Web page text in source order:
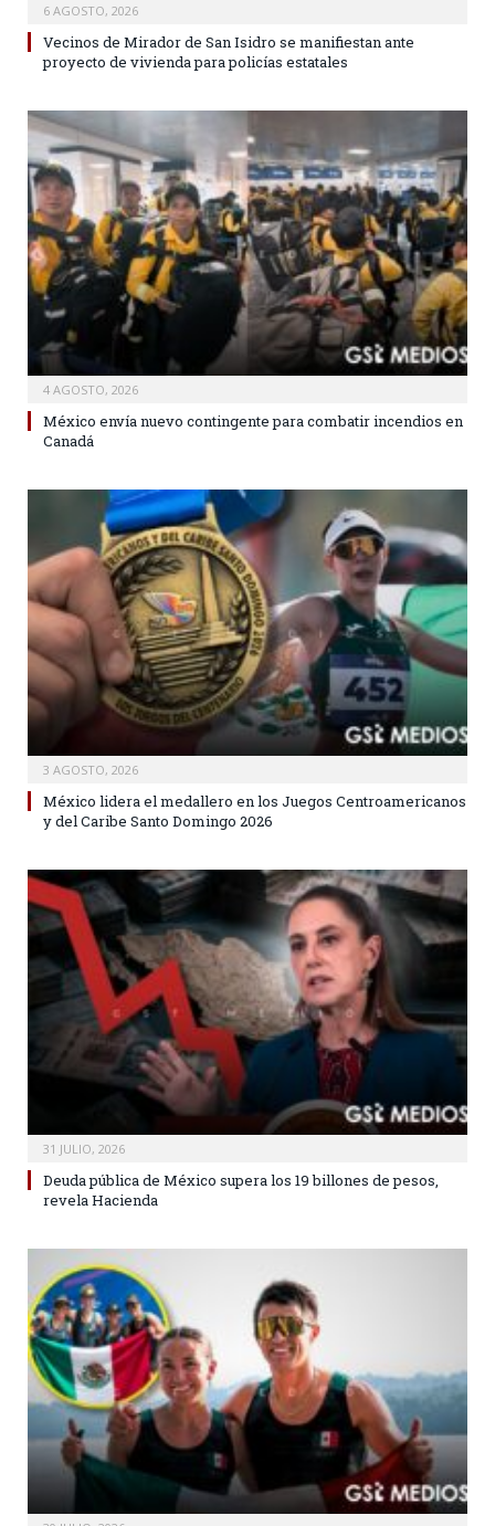
6 AGOSTO, 2026
Vecinos de Mirador de San Isidro se manifiestan ante
proyecto de vivienda para policías estatales
4 AGOSTO, 2026
México envía nuevo contingente para combatir incendios en
Canadá
3 AGOSTO, 2026
México lidera el medallero en los Juegos Centroamericanos
y del Caribe Santo Domingo 2026
31 JULIO, 2026
Deuda pública de México supera los 19 billones de pesos,
revela Hacienda